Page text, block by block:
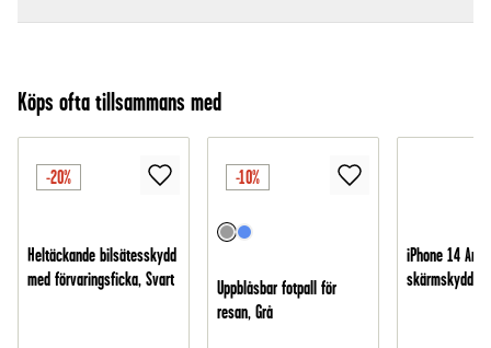
Köps ofta tillsammans med
-20%
Heltäckande bilsätesskydd
med förvaringsficka, Svart
-10%
Uppblåsbar fotpall för
resan, Grå
iPhone 14
skärmskydd i